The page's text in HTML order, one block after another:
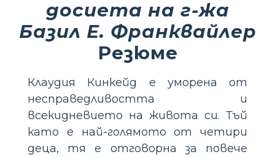
досиета на г-жа
Базил Е. Франквайлер
Резюме
Клаудия Кинкейд е уморена от
несправедливостта и
всекидневието на живота си. Тъй
като е най-голямото от четири
деца, тя е отговорна за повече